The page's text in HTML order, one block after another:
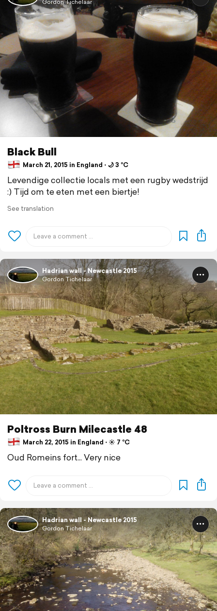
Gordon Tichelaar
Black Bull
March 21, 2015 in England ⋅ 🌙 3 °C
Levendige collectie locals met een rugby wedstrijd
:) Tijd om te eten met een biertje!
See translation
Hadrian wall - Newcastle 2015
Gordon Tichelaar
Poltross Burn Milecastle 48
March 22, 2015 in England ⋅ ☀️ 7 °C
Oud Romeins fort... Very nice
Hadrian wall - Newcastle 2015
Gordon Tichelaar